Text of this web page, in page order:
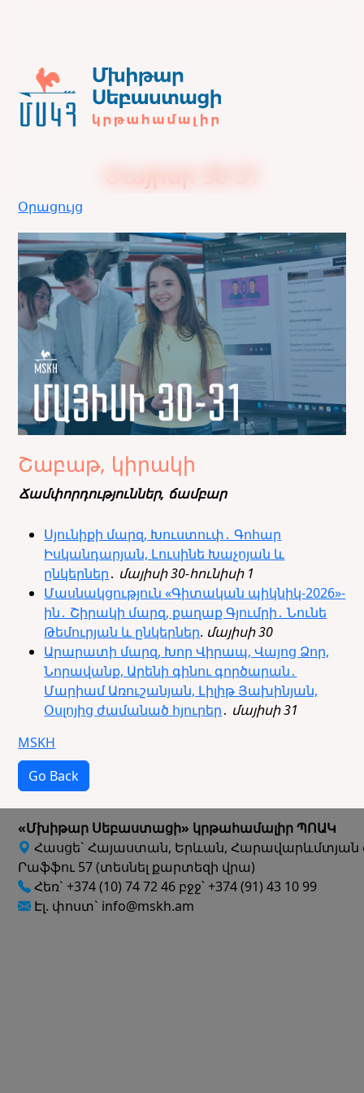
Մայիսի 30-31
Օրացույց
Շաբաթ, կիրակի
Ճամփորդություններ, ճամբար
Սյունիքի մարզ, Խուստուփ․ Գոհար
Իսկանդարյան, Լուսինե Խաչոյան և
ընկերներ․ մայիսի 30-հունիսի 1
Մասնակցություն «Գիտական պիկնիկ-2026»-
ին․ Շիրակի մարզ, քաղաք Գյումրի․ Նունե
Թեմուրյան և ընկերներ. մայիսի 30
Արարատի մարզ, Խոր Վիրապ, Վայոց Ձոր,
Նորավանք, Արենի գինու գործարան․
Մարիամ Առուշանյան, Լիլիթ Յախինյան,
Օսլոյից ժամանած հյուրեր․ մայիսի 31
MSKH
Go Back
«Մխիթար Սեբաստացի» կրթահամալիր ՊՈԱԿ
Հասցե` Հայաստան, Երևան, Հարավարևմտյան
Րաֆֆու 57 (տեսնել քարտեզի վրա)
Հեռ` +374 (10) 74 72 46 բջջ՝ +374 (91) 43 10 99
Էլ. փոստ` info@mskh.am